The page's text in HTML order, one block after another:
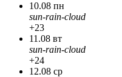
10.08 пн
sun-rain-cloud
+23
11.08 вт
sun-rain-cloud
+24
12.08 ср